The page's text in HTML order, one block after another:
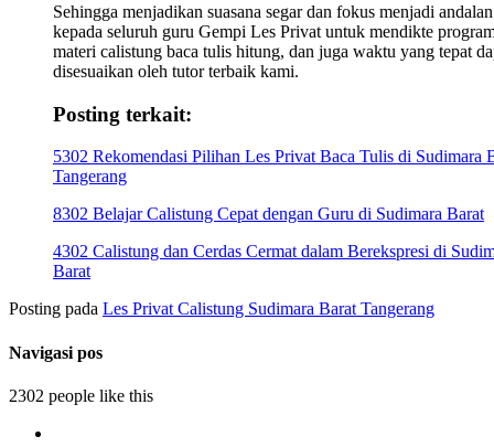
Sehingga menjadikan suasana segar dan fokus menjadi andalan
kepada seluruh guru Gempi Les Privat untuk mendikte
materi calistung baca tulis hitung, dan juga waktu yang tepat
disesuaikan oleh tutor terbaik kami.
Posting terkait:
5302 Rekomendasi Pilihan Les Privat Baca Tulis di Sudimara
Tangerang
8302 Belajar Calistung Cepat dengan Guru di Sudimara Barat
4302 Calistung dan Cerdas Cermat dalam Berekspresi di
Barat
Posting pada Les Privat Calistung Sudimara Barat Tangerang
Navigasi pos
2302 people like this